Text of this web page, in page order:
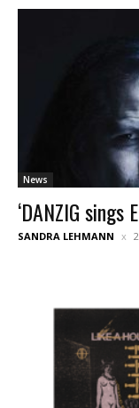
News
‘DANZIG sings
SANDRA LEHMANN